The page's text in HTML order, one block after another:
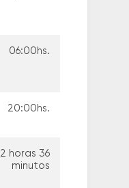
06:00hs.
20:00hs.
2 horas 36
minutos